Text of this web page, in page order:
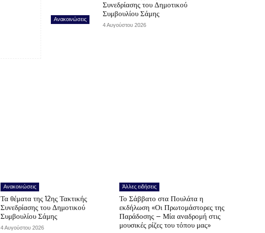
Ανακοινώσεις
Συνεδρίασης του Δημοτικού
Συμβουλίου Σάμης
4 Αυγούστου 2026
Ανακοινώσεις
Τα θέματα της 12ης Τακτικής
Συνεδρίασης του Δημοτικού
Συμβουλίου Σάμης
4 Αυγούστου 2026
Άλλες ειδήσεις
Το Σάββατο στα Πουλάτα η
εκδήλωση «Οι Πρωτομάστορες της
Παράδοσης – Μία αναδρομή στις
μουσικές ρίζες του τόπου μας»